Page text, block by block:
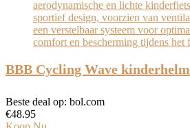
BBB Cycling Wave kinderhelm
Beste deal op: bol.com
€48.95